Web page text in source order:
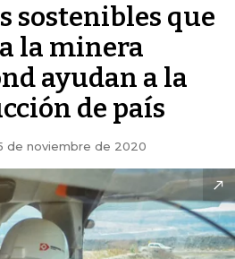
sostenibles que
la minera
ayudan a la
de país
de noviembre de 2020